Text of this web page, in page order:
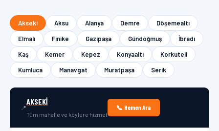
Akseki Aksu Alanya Demre
Döşemealtı
Elmalı
Finike Gazipaşa Gündoğmuş
İbradı
Kaş
Kemer Kepez Konyaaltı
Korkuteli
Kumluca
Manavgat Muratpaşa Serik
📍
AKSEKI
Tüm mahalle ve köylere hizmet
📞 Hemen Ara